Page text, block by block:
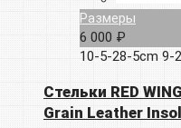
Размеры
6 000 ₽
10-5-28-5cm 9-
Стельки RED
Grain Leather